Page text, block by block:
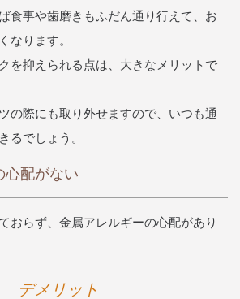
食事や歯磨きもふだん通り行えて、お
なります。
を抑えられる点は、大きなメリットで
の際にも取り外せますので、いつも通
るでしょう。
心配がない
おらず、金属アレルギーの心配があり
デメリット